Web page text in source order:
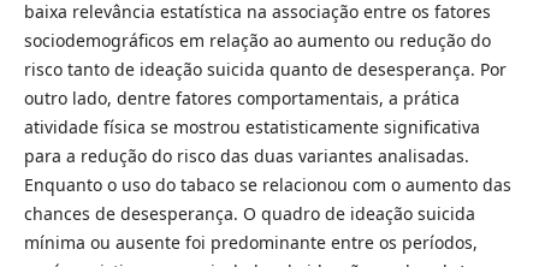
baixa relevância estatística na associação entre os fatores
sociodemográficos em relação ao aumento ou redução do
risco tanto de ideação suicida quanto de desesperança. Por
outro lado, dentre fatores comportamentais, a prática
atividade física se mostrou estatisticamente significativa
para a redução do risco das duas variantes analisadas.
Enquanto o uso do tabaco se relacionou com o aumento das
chances de desesperança. O quadro de ideação suicida
mínima ou ausente foi predominante entre os períodos,